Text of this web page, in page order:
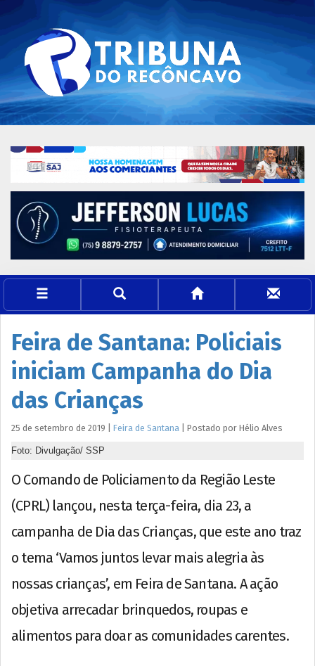
Feira de Santana: Policiais
iniciam Campanha do Dia
das Crianças
25 de setembro de 2019 Feira de Santana Postado por Hélio Alves
Foto: Divulgação/ SSP
O Comando de Policiamento da Região Leste
(CPRL) lançou, nesta terça-feira, dia 23, a
campanha de Dia das Crianças, que este ano traz
o tema ‘Vamos juntos levar mais alegria às
nossas crianças’, em Feira de Santana. A ação
objetiva arrecadar brinquedos, roupas e
alimentos para doar as comunidades carentes.